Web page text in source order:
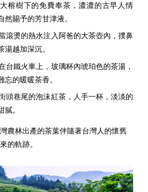
榕樹下的免費奉茶，濃濃的古早人情
然賜予的芳甘津液。
滾燙的熱水注入阿爸的大茶壺內，撲鼻
湯越加深沉。
台鐵火車上，玻璃杯內琥珀色的茶湯，
忘的暖暖茶香。
頭巷尾的泡沫紅茶，人手一杯，淡淡的
膩。
農林出產的茶葉伴隨著台灣人的懷舊
的軌跡。